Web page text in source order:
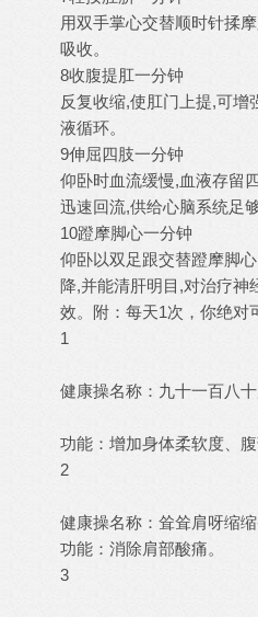
用双手掌心交替顺时针揉
吸收。
8收腹提肛一分钟
反复收缩,使肛门上提,可增
液循环。
9伸屈四肢一分钟
仰卧时血流缓慢,血液存留
迅速回流,供给心脑系统足
10蹬摩脚心一分钟
仰卧以双足跟交替蹬摩脚
降,并能清肝明目,对治疗神
效。附：每天1次，你绝对
1
健康操名称：九十一百八
功能：增加身体柔软度、
2
健康操名称：耸耸肩呀缩
功能：消除肩部酸痛。
3